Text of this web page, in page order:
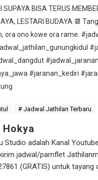
SUPAYA BISA TERUS
LESTARI BUDAYA 📆
ora ono kowe ora rame.
#jaranan_kediri
# Jadwal Jathilan Terbaru
Studio adalah Kanal
jadwal/pamflet
(GRATIS) untuk tayang